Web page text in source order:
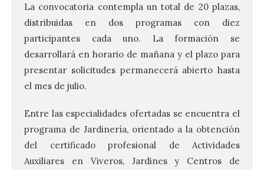
La convocatoria contempla un total de 20 plazas,
distribuidas en dos programas con diez
participantes cada uno. La formación se
desarrollará en horario de mañana y el plazo para
presentar solicitudes permanecerá abierto hasta
el mes de julio.
Entre las especialidades ofertadas se encuentra el
programa de Jardinería, orientado a la obtención
del certificado profesional de Actividades
Auxiliares en Viveros, Jardines y Centros de